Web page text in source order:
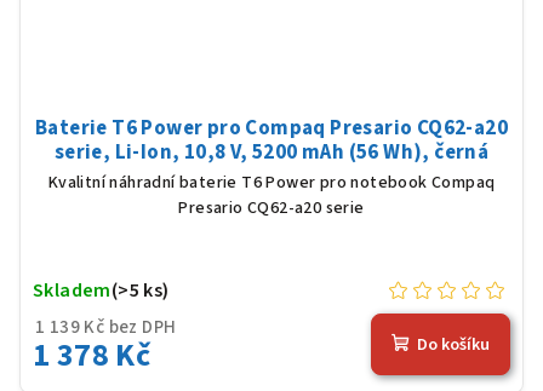
Baterie T6 Power pro Compaq Presario CQ62-a20
serie, Li-Ion, 10,8 V, 5200 mAh (56 Wh), černá
Kvalitní náhradní baterie T6 Power pro notebook Compaq
Presario CQ62-a20 serie
1 139 Kč bez DPH
1 378 Kč
Skladem(>5 ks)
Do košíku